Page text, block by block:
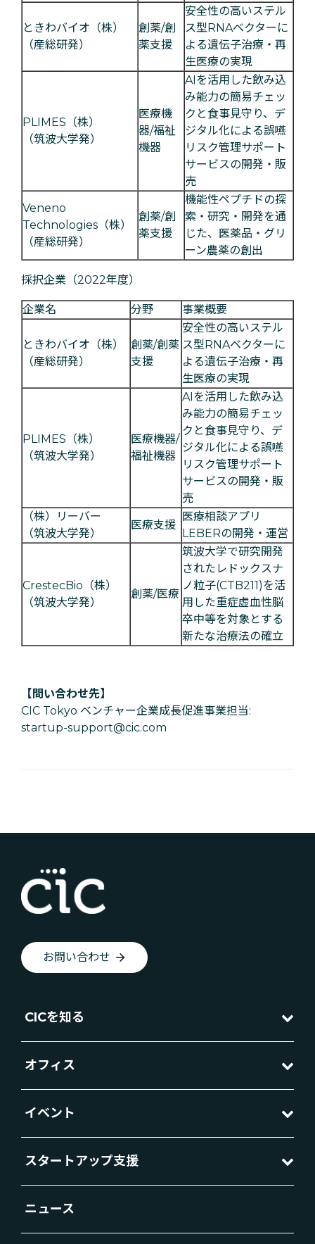
ときわバイオ（株）
（産総研発）
創薬/創
薬支援
安全性の高いステル
ス型RNAベクターに
よる遺伝子治療・再
生医療の実現
PLIMES（株）
（筑波大学発）
医療機
器/福祉
機器
AIを活用した飲み込
み能力の簡易チェッ
クと食事見守り、デ
ジタル化による誤嚥
リスク管理サポート
サービスの開発・販
売
Veneno
Technologies（株）
（産総研発）
創薬/創
薬支援
機能性ペプチドの探
索・研究・開発を通
じた、医薬品・グリ
ーン農薬の創出
採択企業（2022年度）
企業名 分野 事業概要
ときわバイオ（株）
（産総研発）
創薬/創薬
支援
安全性の高いステル
ス型RNAベクターに
よる遺伝子治療・再
生医療の実現
PLIMES（株）
（筑波大学発）
医療機器/
福祉機器
AIを活用した飲み込
み能力の簡易チェッ
クと食事見守り、デ
ジタル化による誤嚥
リスク管理サポート
サービスの開発・販
売
（株）リーバー
（筑波大学発）
医療支援
医療相談アプリ
LEBERの開発・運営
CrestecBio（株）
（筑波大学発）
創薬/医療
筑波大学で研究開発
されたレドックスナ
ノ粒子(CTB211)を活
用した重症虚血性脳
卒中等を対象とする
新たな治療法の確立
【問い合わせ先】
CIC Tokyo ベンチャー企業成長促進事業担当:
startup-support@cic.com
お問い合わせ
CICを知る
オフィス
イベント
スタートアップ支援
ニュース